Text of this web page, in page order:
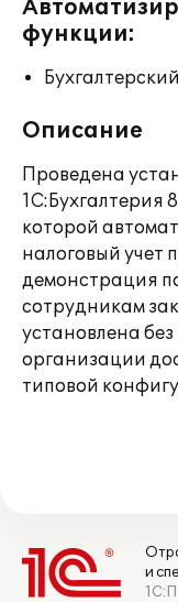
функции:
Описание
Проведена
1С:Бухгалтерия
которой
налоговый учет
демонстрация
сотрудникам
установлена
организации
типовой
и